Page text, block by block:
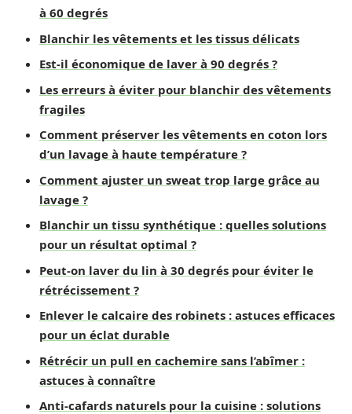
à 60 degrés
Blanchir les vêtements et les tissus délicats
Est-il économique de laver à 90 degrés ?
Les erreurs à éviter pour blanchir des vêtements
fragiles
Comment préserver les vêtements en coton lors
d’un lavage à haute température ?
Comment ajuster un sweat trop large grâce au
lavage ?
Blanchir un tissu synthétique : quelles solutions
pour un résultat optimal ?
Peut-on laver du lin à 30 degrés pour éviter le
rétrécissement ?
Enlever le calcaire des robinets : astuces efficaces
pour un éclat durable
Rétrécir un pull en cachemire sans l’abîmer :
astuces à connaître
Anti-cafards naturels pour la cuisine : solutions